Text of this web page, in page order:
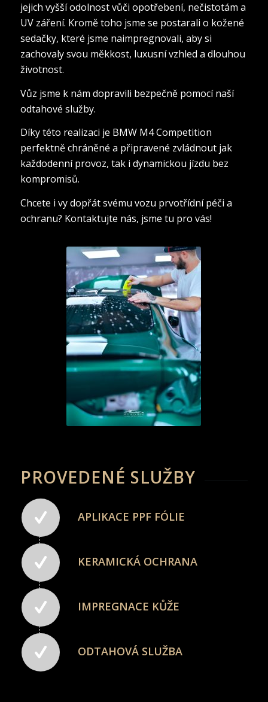
jejich vyšší odolnost vůči opotřebení, nečistotám a
UV záření. Kromě toho jsme se postarali o kožené
sedačky, které jsme naimpregnovali, aby si
zachovaly svou měkkost, luxusní vzhled a dlouhou
životnost.
Vůz jsme k nám dopravili bezpečně pomocí naší
odtahové služby.
Díky této realizaci je BMW M4 Competition
perfektně chráněné a připravené zvládnout jak
každodenní provoz, tak i dynamickou jízdu bez
kompromisů.
Chcete i vy dopřát svému vozu prvotřídní péči a
ochranu? Kontaktujte nás, jsme tu pro vás!
PROVEDENÉ SLUŽBY
APLIKACE PPF FÓLIE
KERAMICKÁ OCHRANA
IMPREGNACE KŮŽE
ODTAHOVÁ SLUŽBA